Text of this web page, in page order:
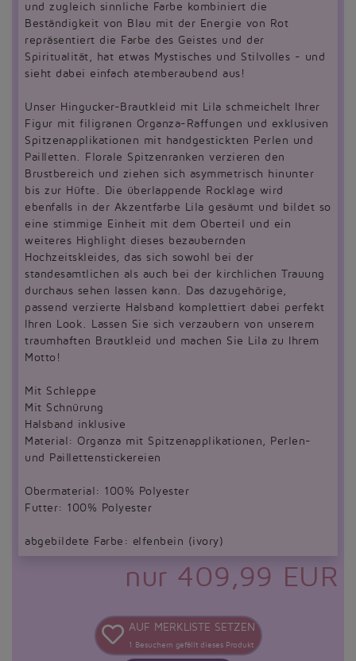
und zugleich sinnliche Farbe kombiniert die
Beständigkeit von Blau mit der Energie von Rot
repräsentiert die Farbe des Geistes und der
Spiritualität, hat etwas Mystisches und Stilvolles - und
sieht dabei einfach atemberaubend aus!
Unser Hingucker-Brautkleid mit Lila schmeichelt Ihrer
Figur mit filigranen Organza-Raffungen und exklusiven
Spitzenapplikationen mit handgestickten Perlen und
Pailletten. Florale Spitzenranken verzieren den
Brustbereich und ziehen sich asymmetrisch hinunter
bis zur Hüfte. Die überlappende Rocklage wird
ebenfalls in der Akzentfarbe Lila gesäumt und bildet so
eine stimmige Einheit mit dem Oberteil und ein
weiteres Highlight dieses bezaubernden
Hochzeitskleides, das sich sowohl bei der
standesamtlichen als auch bei der kirchlichen Trauung
durchaus sehen lassen kann. Das dazugehörige,
passend verzierte Halsband komplettiert dabei perfekt
Ihren Look. Lassen Sie sich verzaubern von unserem
traumhaften Brautkleid und machen Sie Lila zu Ihrem
Motto!
Mit Schleppe
Mit Schnürung
Halsband inklusive
Material: Organza mit Spitzenapplikationen, Perlen-
und Paillettenstickereien
Obermaterial: 100% Polyester
Futter: 100% Polyester
abgebildete Farbe: elfenbein (ivory)
nur 409,99 EUR
AUF MERKLISTE SETZEN
1 Besuchern gefällt dieses Produkt